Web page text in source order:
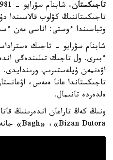
تاجىكستان.
تاجىكستاننىڭ كۋلوب قالاسىندا
وتباسىندا ءوستى: اناسى مەن
شابنام سۋرايو - تاجىك
ءبىرى. ول تاجىك تىلىندەگى
اۋەنمەن ۇيلەستىرىپ ورىندايدى.
تاجىكستاندا عانا ەمەس،
ەلدەردە تانىمال.
Bagh» ،«Bizan Dutora» جانە «Ishq» بار.